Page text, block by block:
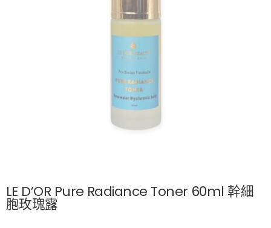
LE D’OR Pure Radiance Toner 60ml 幹細
胞玫瑰露